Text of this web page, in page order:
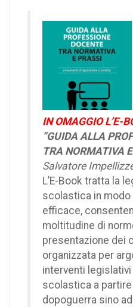
IN OMAGGIO L’E-
“GUIDA ALLA
TRA NORMATIVA
Salvatore
L’E-Book tratta la
scolastica in
efficace,
moltitudine di
presentazione dei
organizzata per
interventi
scolastica a
dopoguerra sino